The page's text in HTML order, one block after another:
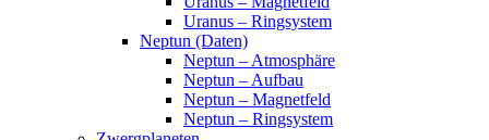
Uranus – Ringsystem
Neptun (Daten)
Neptun – Atmosphäre
Neptun – Aufbau
Neptun – Magnetfeld
Neptun – Ringsystem